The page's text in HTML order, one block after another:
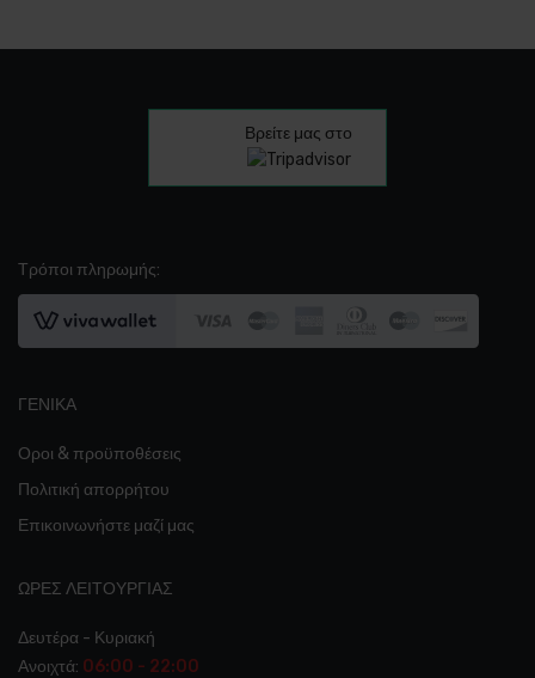
Βρείτε μας στο
Τρόποι πληρωμής:
ΓΕΝΙΚΆ
Οροι & προϋποθέσεις
Πολιτική απορρήτου
Επικοινωνήστε μαζί μας
ΩΡΕΣ ΛΕΙΤΟΥΡΓΊΑΣ
Δευτέρα - Κυριακή
Ανοιχτά: 06:00 - 22:00